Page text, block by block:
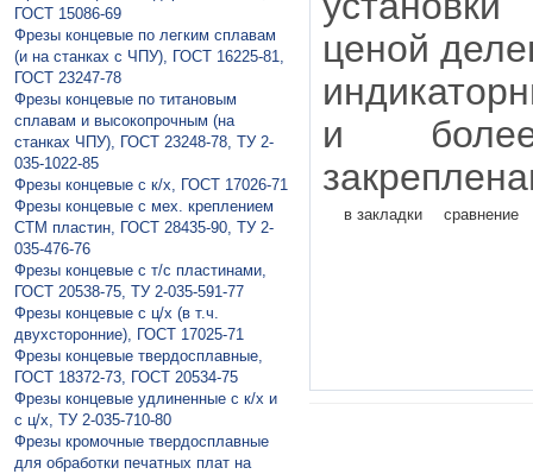
ГОСТ 15086-69
Фрезы концевые по легким сплавам
(и на станках с ЧПУ), ГОСТ 16225-81,
ГОСТ 23247-78
Фрезы концевые по титановым
сплавам и высокопрочным (на
станках ЧПУ), ГОСТ 23248-78, ТУ 2-
035-1022-85
Фрезы концевые с к/х, ГОСТ 17026-71
Фрезы концевые с мех. креплением
СТМ пластин, ГОСТ 28435-90, ТУ 2-
035-476-76
Фрезы концевые с т/с пластинами,
ГОСТ 20538-75, ТУ 2-035-591-77
Фрезы концевые с ц/х (в т.ч.
двухсторонние), ГОСТ 17025-71
Фрезы концевые твердосплавные,
ГОСТ 18372-73, ГОСТ 20534-75
Фрезы концевые удлиненные с к/х и
с ц/х, ТУ 2-035-710-80
Фрезы кромочные твердосплавные
для обработки печатных плат на
ценой
и
в закладки сравнение